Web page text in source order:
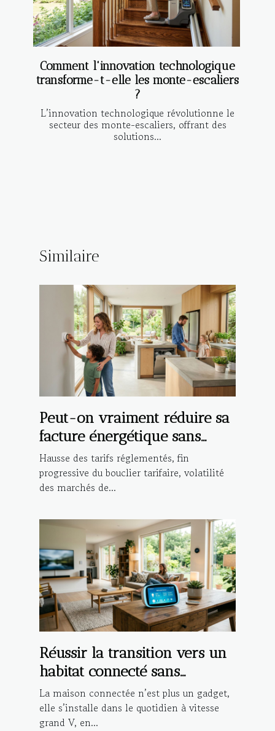
Comment l'innovation technologique
transforme-t-elle les monte-escaliers
?
L’innovation technologique révolutionne le
secteur des monte-escaliers, offrant des
solutions...
Similaire
Peut-on vraiment réduire sa
facture énergétique sans
compromis ?
Hausse des tarifs réglementés, fin
progressive du bouclier tarifaire, volatilité
des marchés de...
Réussir la transition vers un
habitat connecté sans
compromettre la sécurité
La maison connectée n’est plus un gadget,
elle s’installe dans le quotidien à vitesse
grand V, en...